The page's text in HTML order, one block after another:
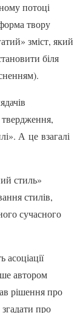
потоці
твору
зміст, який
біля
А це взагалі
стиль»
стилів,
сучасного
автором
рішення про
про